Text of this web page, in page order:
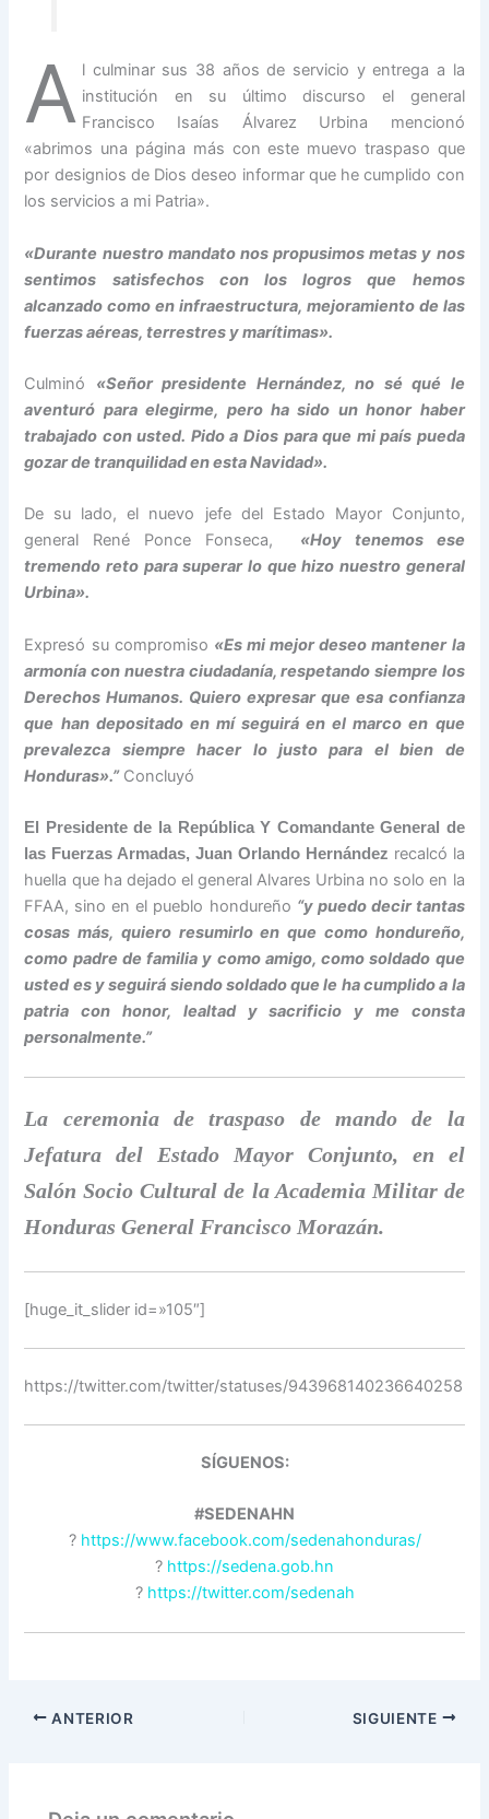
A l culminar sus 38 años de servicio y entrega a la
institución en su último discurso el general
Francisco Isaías Álvarez Urbina mencionó
«abrimos una página más con este muevo traspaso que
por designios de Dios deseo informar que he cumplido con
los servicios a mi Patria».
«Durante nuestro mandato nos propusimos metas y nos
sentimos satisfechos con los logros que hemos
alcanzado como en infraestructura, mejoramiento de las
fuerzas aéreas, terrestres y marítimas».
Culminó «Señor presidente Hernández, no sé qué le
aventuró para elegirme, pero ha sido un honor haber
trabajado con usted. Pido a Dios para que mi país pueda
gozar de tranquilidad en esta Navidad».
De su lado, el nuevo jefe del Estado Mayor Conjunto,
general René Ponce Fonseca,
«Hoy tenemos ese
tremendo reto para superar lo que hizo nuestro general
Urbina».
Expresó su compromiso «Es mi mejor deseo mantener la
armonía con nuestra ciudadanía, respetando siempre los
Derechos Humanos. Quiero expresar que esa confianza
que han depositado en mí seguirá en el marco en que
prevalezca siempre hacer lo justo para el bien de
Honduras».”Concluyó
El Presidente de la República Y Comandante General de
las Fuerzas Armadas, Juan Orlando Hernández recalcó la
huella que ha dejado el general Alvares Urbina no solo en la
FFAA, sino en el pueblo hondureño “y puedo decir tantas
cosas más, quiero resumirlo en que como hondureño,
como padre de familia y como amigo, como soldado que
usted es y seguirá siendo soldado que le ha cumplido a la
patria con honor, lealtad y sacrificio y me consta
personalmente.”
La ceremonia de traspaso de mando de la
Jefatura del Estado Mayor Conjunto, en el
Salón Socio Cultural de la Academia Militar de
Honduras General Francisco Morazán.
[huge_it_slider id=»105″]
https://twitter.com/twitter/statuses/943968140236640258
SÍGUENOS:
#SEDENAHN
? https://www.facebook.com/sedenahonduras/
? https://sedena.gob.hn
? https://twitter.com/sedenah
ANTERIOR SIGUIENTE